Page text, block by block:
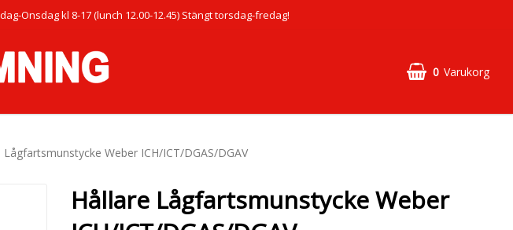
Onsdag kl 8-17 (lunch 12.00-12.45) Stängt torsdag-fredag!
0 Varukorg
Lågfartsmunstycke Weber ICH/ICT/DGAS/DGAV
Hållare Lågfartsmunstycke Weber